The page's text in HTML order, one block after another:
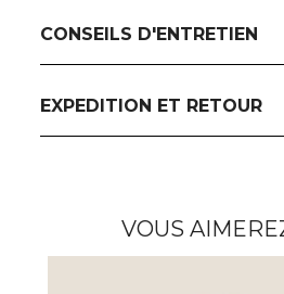
CONSEILS D'ENTRETIEN
EXPEDITION ET RETOUR
VOUS